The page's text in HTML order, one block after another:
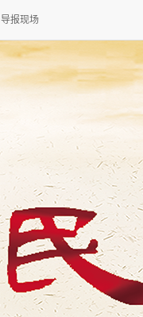
导报现场